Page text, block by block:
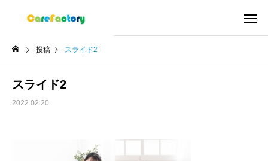
投稿 スライド2
スライド2
2022.02.20